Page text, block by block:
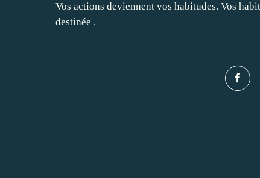
Vos actions deviennent vos habitudes. Vos
destinée .